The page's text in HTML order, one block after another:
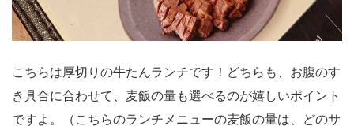
こちらは厚切りの牛たんランチです！どちらも、お腹のす
き具合に合わせて、麦飯の量も選べるのが嬉しいポイント
ですよ。（こちらのランチメニューの麦飯の量は、どのサ